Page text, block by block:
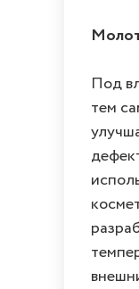
Под
тем